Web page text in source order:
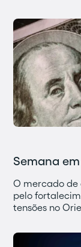
Semana
O mercado
pelo
tensões no